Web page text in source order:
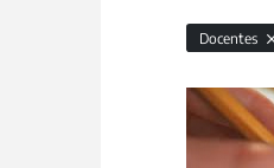
Docentes